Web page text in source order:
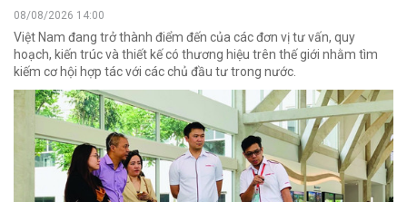
08/08/2026 14:00
Việt Nam đang trở thành điểm đến của các đơn vị tư vấn, quy
hoạch, kiến trúc và thiết kế có thương hiệu trên thế giới nhằm tìm
kiếm cơ hội hợp tác với các chủ đầu tư trong nước.